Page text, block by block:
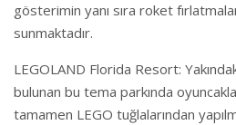
gösterimin yanı sıra roket
sunmaktadır.
LEGOLAND Florida Resort:
bulunan bu tema parkında
tamamen LEGO tuğlalarından